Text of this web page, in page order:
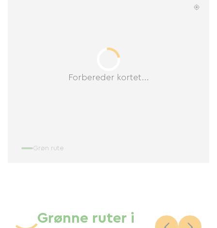
Forbereder kortet...
Grøn rute
Grønne ruter i